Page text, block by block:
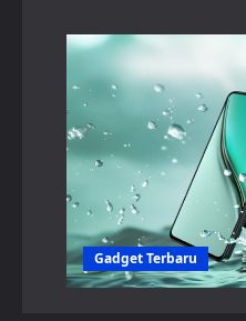
Gadget Terbaru